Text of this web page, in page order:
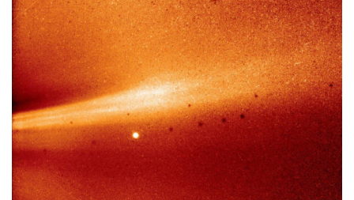
教學評測
EduTech
IT Times
生成式AI與雲端應用
Enterprise Digital Transformation
特集